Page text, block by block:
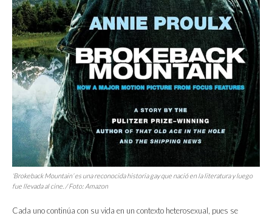
‘Brokeback Mountain’ es una reconocida historia gay que nació en la literatura y luego
fue llevada al cine. / Foto: Amazon
Cada uno continúa con su vida en un contexto heterosexual, pues se